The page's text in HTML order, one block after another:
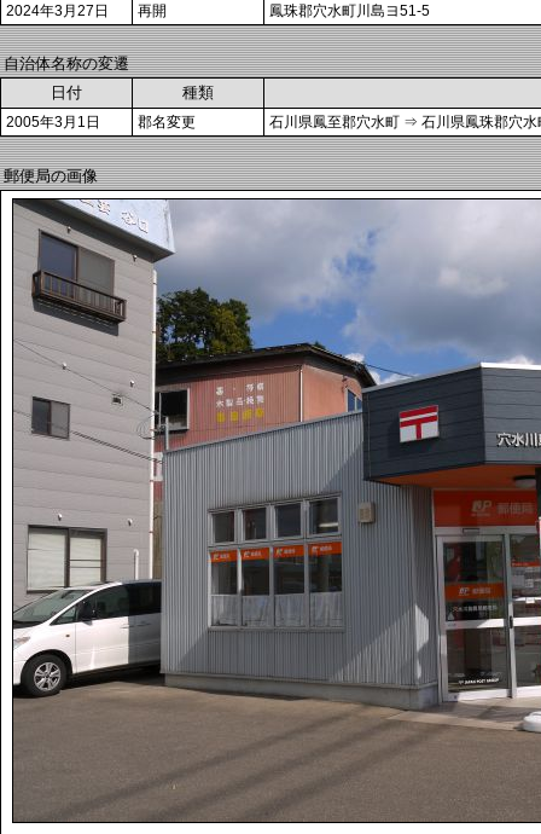
2024年3月27日
再開 鳳珠郡穴水町川島ヨ51-5
自治体名称の変遷
日付
種類
2005年3月1日 郡名変更 石川県鳳至郡穴水町 ⇒ 石川県鳳珠郡穴水
郵便局の画像